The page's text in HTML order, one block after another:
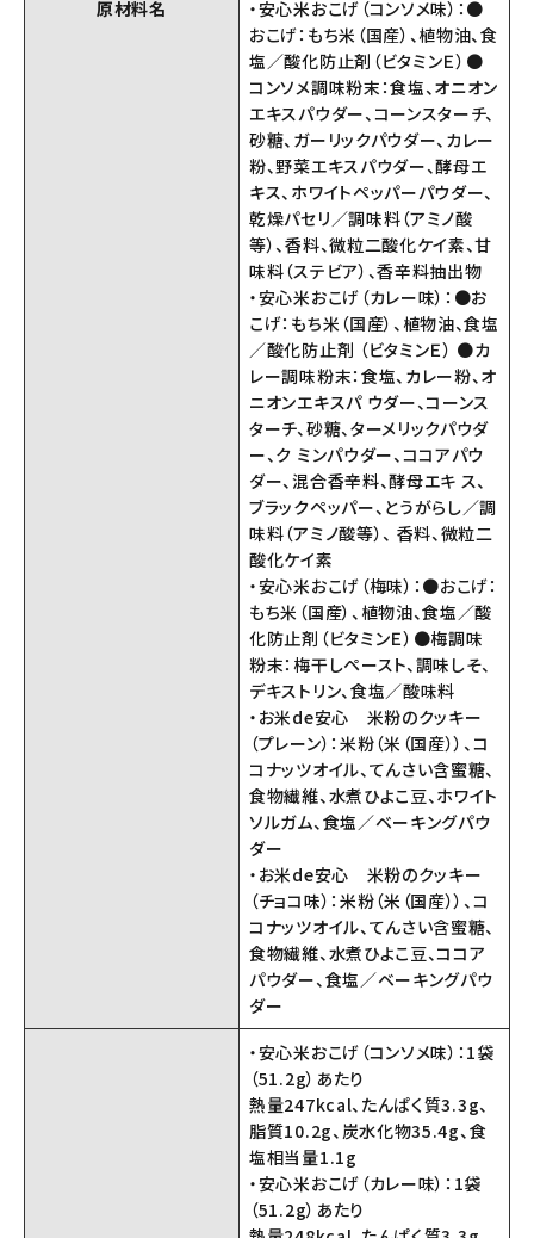
原材料名
・安心米おこげ（コンソメ味）：●
おこげ：もち米（国産）、植物油、食
塩／酸化防止剤（ビタミンＥ）●
コンソメ調味粉末：食塩、オニオン
エキスパウダー、コーンスターチ、
砂糖、ガーリックパウダー、カレー
粉、野菜エキスパウダー、酵母エ
キス、ホワイトペッパーパウダー、
乾燥パセリ／調味料（アミノ酸
等）、香料、微粒二酸化ケイ素、甘
味料（ステビア）、香辛料抽出物
・安心米おこげ（カレー味）：●お
こげ：もち米（国産）、植物油、食塩
／酸化防止剤 （ビタミンＥ） ●カ
レー調味粉末：食塩、カレー粉、オ
ニオンエキスパ ウダー、コーンス
ターチ、砂糖、ターメリックパウダ
ー、ク ミンパウダー、ココアパウ
ダー、混合香辛料、酵母エキ ス、
ブラックペッパー、とうがらし／調
味料（アミノ酸等）、 香料、微粒二
酸化ケイ素
・安心米おこげ（梅味）：●おこげ：
もち米（国産）、植物油、食塩／酸
化防止剤（ビタミンＥ）●梅調味
粉末：梅干しペースト、調味しそ、
デキストリン、食塩／酸味料
・お米de安心 米粉のクッキー
（プレーン）：米粉（米（国産））、コ
コナッツオイル、てんさい含蜜糖、
食物繊維、水煮ひよこ豆、ホワイト
ソルガム、食塩／ベーキングパウ
ダー
・お米de安心 米粉のクッキー
（チョコ味）：米粉（米（国産））、コ
コナッツオイル、てんさい含蜜糖、
食物繊維、水煮ひよこ豆、ココア
パウダー、食塩／ベーキングパウ
ダー
・安心米おこげ（コンソメ味）：1袋
（51.2g）あたり
熱量247kcal、たんぱく質3.3g、
脂質10.2g、炭水化物35.4g、食
塩相当量1.1g
・安心米おこげ（カレー味）：1袋
（51.2g）あたり